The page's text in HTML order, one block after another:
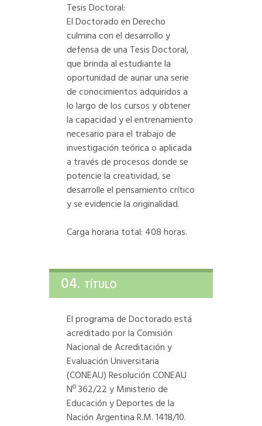
Tesis Doctoral:
El Doctorado en Derecho
culmina con el desarrollo y
defensa de una Tesis Doctoral,
que brinda al estudiante la
oportunidad de aunar una serie
de conocimientos adquiridos a
lo largo de los cursos y obtener
la capacidad y el entrenamiento
necesario para el trabajo de
investigación teórica o aplicada
a través de procesos donde se
potencie la creatividad, se
desarrolle el pensamiento crítico
y se evidencie la originalidad.
Carga horaria total: 408 horas.
04. TÍTULO
El programa de Doctorado está
acreditado por la Comisión
Nacional de Acreditación y
Evaluación Universitaria
(CONEAU) Resolución CONEAU
Nº 362/22 y Ministerio de
Educación y Deportes de la
Nación Argentina R.M. 1418/10.